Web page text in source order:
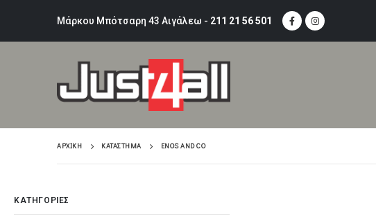
Μάρκου Μπότσαρη 43 Αιγάλεω - 211 21 56 501
ΑΡΧΙΚΉ ΚΑΤΆΣΤΗΜΑ ENOS AND CO
ΚΑΤΗΓΟΡΙΕΣ